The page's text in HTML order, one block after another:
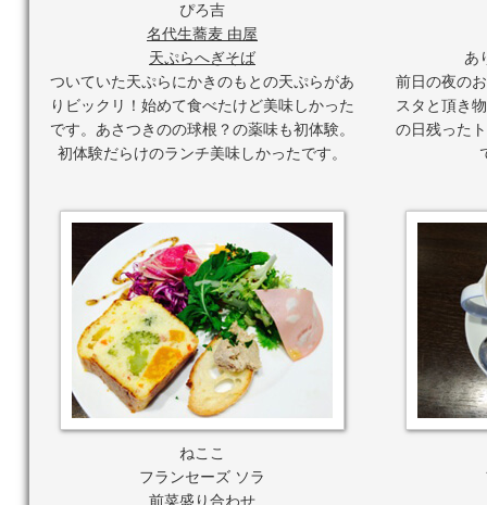
ぴろ吉
名代生蕎麦 由屋
天ぷらへぎそば
ついていた天ぷらにかきのもとの天ぷらがあ
りビックリ！始めて食べたけど美味しかった
です。あさつきのの球根？の薬味も初体験。
初体験だらけのランチ美味しかったです。
あ
前日の夜の
スタと頂き
の日残った
ねここ
フランセーズ ソラ
前菜盛り合わせ